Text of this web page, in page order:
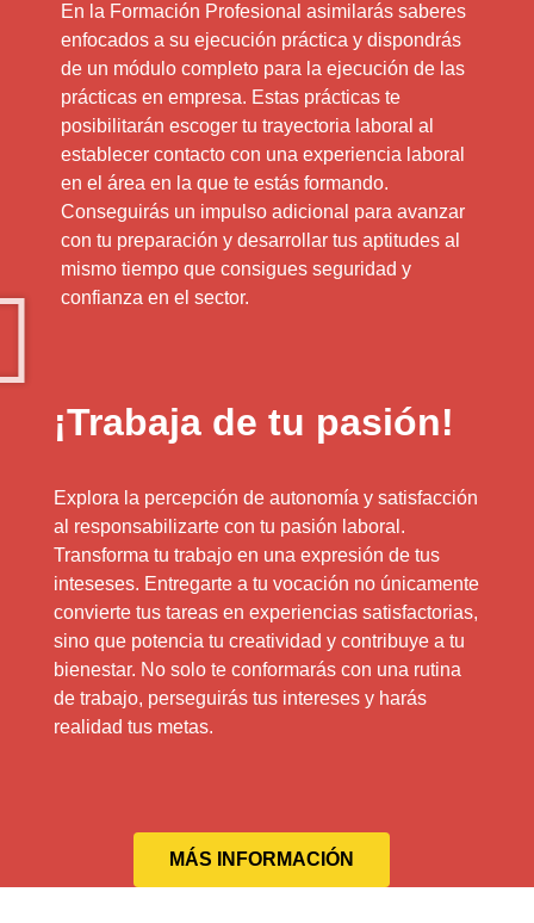
En la Formación Profesional asimilarás saberes
enfocados a su ejecución práctica y dispondrás
de un módulo completo para la ejecución de las
prácticas en empresa. Estas prácticas te
posibilitarán escoger tu trayectoria laboral al
establecer contacto con una experiencia laboral
en el área en la que te estás formando.
Conseguirás un impulso adicional para avanzar
con tu preparación y desarrollar tus aptitudes al
mismo tiempo que consigues seguridad y
confianza en el sector.
¡Trabaja de tu pasión!
Explora la percepción de autonomía y satisfacción
al responsabilizarte con tu pasión laboral.
Transforma tu trabajo en una expresión de tus
inteseses. Entregarte a tu vocación no únicamente
convierte tus tareas en experiencias satisfactorias,
sino que potencia tu creatividad y contribuye a tu
bienestar. No solo te conformarás con una rutina
de trabajo, perseguirás tus intereses y harás
realidad tus metas.
MÁS INFORMACIÓN